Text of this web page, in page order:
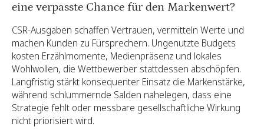
eine verpasste Chance für den Markenwert?
CSR-Ausgaben schaffen Vertrauen, vermitteln Werte und
machen Kunden zu Fürsprechern. Ungenutzte Budgets
kosten Erzählmomente, Medienpräsenz und lokales
Wohlwollen, die Wettbewerber stattdessen abschöpfen.
Langfristig stärkt konsequenter Einsatz die Markenstärke,
während schlummernde Salden nahelegen, dass eine
Strategie fehlt oder messbare gesellschaftliche Wirkung
nicht priorisiert wird.